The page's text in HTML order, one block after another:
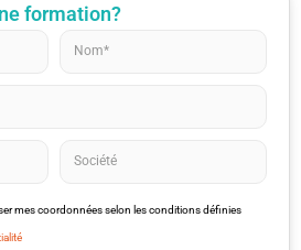
formation?
mes coordonnées selon les conditions définies